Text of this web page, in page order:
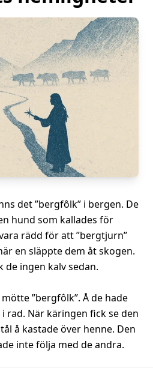
det ”bergfôlk” i bergen. De
hund som kallades för
rädd för att ”bergtjurn”
en släppte dem åt skogen.
de ingen kalv sedan.
”bergfôlk”. Å de hade
rad. När käringen fick se den
å kastade över henne. Den
inte följa med de andra.